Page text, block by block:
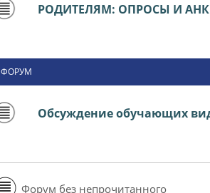
РОДИТЕЛЯМ: ОПРОСЫ И
ФОРУМ
Обсуждение обучающих
Форум без непрочитанного